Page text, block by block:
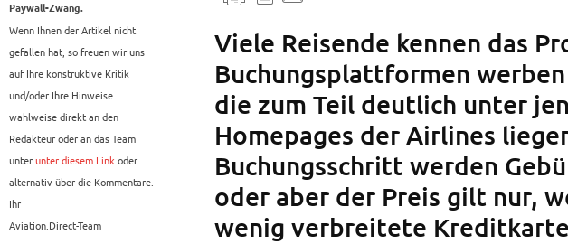
Paywall-Zwang.
Wenn Ihnen der Artikel nicht
gefallen hat, so freuen wir uns
auf Ihre konstruktive Kritik
und/oder Ihre Hinweise
wahlweise direkt an den
Redakteur oder an das Team
unterunter diesem Linkoder
alternativ über die Kommentare.
Ihr
Aviation.Direct-Team
Viele Reisende kennen das
Buchungsplattformen
die zum Teil deutlich unter
Homepages der Airlines
Buchungsschritt werden
oder aber der Preis gilt nur,
wenig verbreitete